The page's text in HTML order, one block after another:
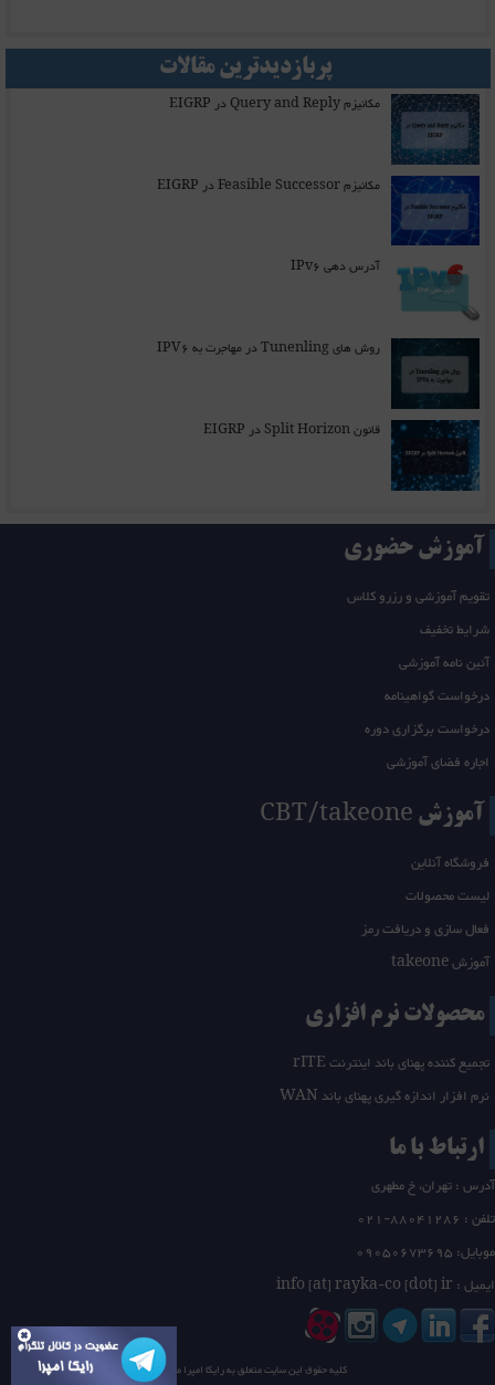
پربازدیدترین مقالات
مکانیزم Query and Reply در EIGRP
مکانیزم Feasible Successor در EIGRP
آدرس دهی IPv6
روش های Tunenling در مهاجرت به IPV6
قانون Split Horizon در EIGRP
آموزش حضوری
تقویم آموزشی و رزرو کلاس
شرایط تخفیف
آئین نامه آموزشی
درخواست گواهینامه
درخواست برگزاری دوره
اجاره فضای آموزشی
آموزش CBT/takeone
فروشگاه آنلاین
لیست محصولات
فعال سازی و دریافت رمز
آموزش takeone
محصولات نرم افزاری
تجمیع کننده پهنای باند اینترنت rITE
نرم افزار اندازه گیری پهنای باند WAN
ارتباط با ما
آدرس : تهران، خ مطهری
تلفن : 21-88041286
0
موبایل: 09050673695
ایمیل : info [at] rayka-co [dot] ir
کلیه حقوق این سایت متعلق بهرایکا امپرامی باشد